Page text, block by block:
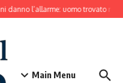
danno l’allarme: uomo trovato
Main Menu